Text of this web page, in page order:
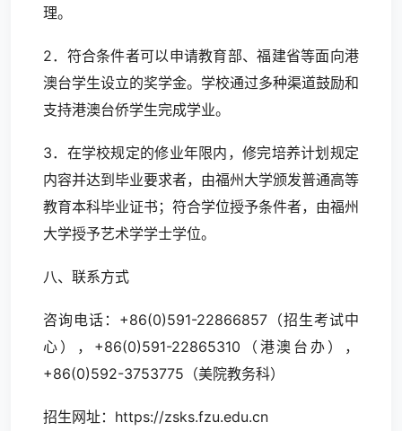
理。
2．符合条件者可以申请教育部、福建省等面向港
澳台学生设立的奖学金。学校通过多种渠道鼓励和
支持港澳台侨学生完成学业。
3．在学校规定的修业年限内，修完培养计划规定
内容并达到毕业要求者，由福州大学颁发普通高等
教育本科毕业证书；符合学位授予条件者，由福州
大学授予艺术学学士学位。
八、联系方式
咨询电话：+86(0)591-22866857（招生考试中
心），+86(0)591-22865310（港澳台办），
+86(0)592-3753775（美院教务科）
招生网址：https://zsks.fzu.edu.cn